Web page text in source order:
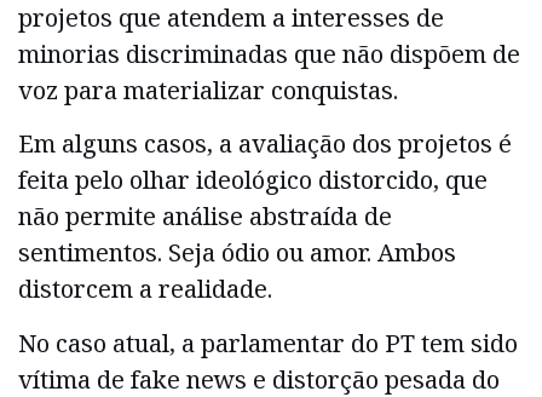
projetos que atendem a interesses de
minorias discriminadas que não dispõem de
voz para materializar conquistas.
Em alguns casos, a avaliação dos projetos é
feita pelo olhar ideológico distorcido, que
não permite análise abstraída de
sentimentos. Seja ódio ou amor. Ambos
distorcem a realidade.
No caso atual, a parlamentar do PT tem sido
vítima de fake news e distorção pesada do